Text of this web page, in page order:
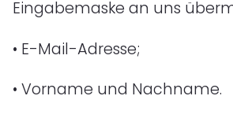
Eingabemaske an uns
• E-Mail-Adresse;
•Vorname und Nachname.